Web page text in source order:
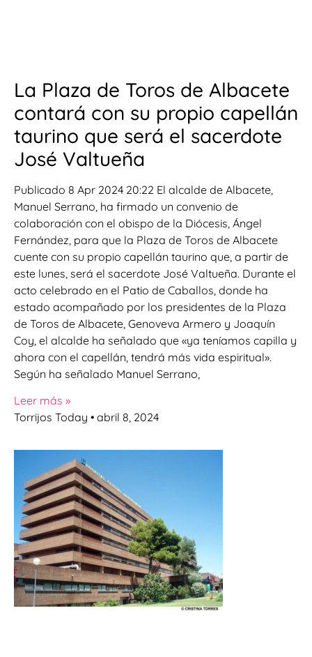
La Plaza de Toros de Albacete
contará con su propio capellán
taurino que será el sacerdote
José Valtueña
Publicado 8 Apr 2024 20:22 El alcalde de Albacete,
Manuel Serrano, ha firmado un convenio de
colaboración con el obispo de la Diócesis, Ángel
Fernández, para que la Plaza de Toros de Albacete
cuente con su propio capellán taurino que, a partir de
este lunes, será el sacerdote José Valtueña. Durante el
acto celebrado en el Patio de Caballos, donde ha
estado acompañado por los presidentes de la Plaza
de Toros de Albacete, Genoveva Armero y Joaquín
Coy, el alcalde ha señalado que «ya teníamos capilla y
ahora con el capellán, tendrá más vida espiritual».
Según ha señalado Manuel Serrano,
Leer más »
Torrijos Today
abril 8, 2024